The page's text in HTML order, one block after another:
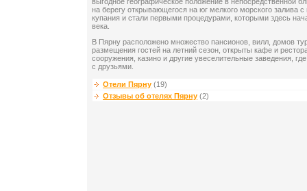
выгодное географическое положение в непосредственной
на берегу открывающегося на юг мелкого морского залива
купания и стали первыми процедурами, которыми здесь
века.
В Пярну расположено множество пансионов, вилл, домов
размещения гостей на летний сезон, открыты кафе и
сооружения, казино и другие увеселительные заведения,
с друзьями.
Отели Пярну (19)
Отзывы об отелях Пярну (2)